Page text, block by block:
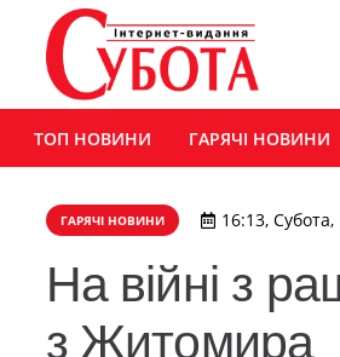
ТОП НОВИНИ ГАРЯЧІ НОВИНИ
ГАРЯЧІ НОВИНИ 16:13,
На війні з
з Житомира